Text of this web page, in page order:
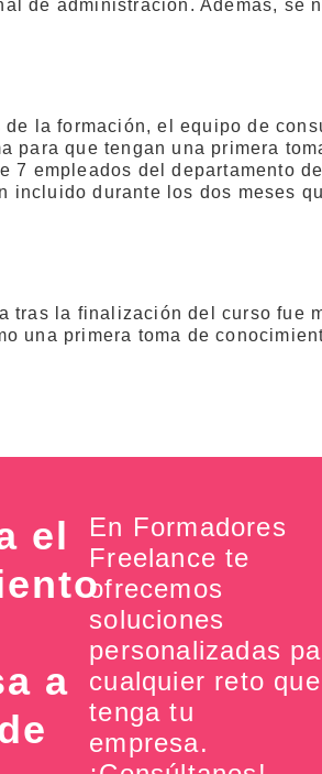
de administración. Además,
la formación, el equipo de
para que tengan una primera
7 empleados del departamento
durante los dos meses
tras la finalización del curso fue
una primera toma de
el
a
En Formadores
Freelance te
ofrecemos
soluciones
personalizadas
cualquier reto que
tenga tu
empresa.